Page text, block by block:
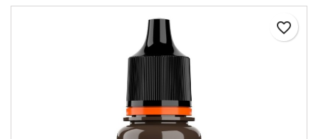
favorite_border